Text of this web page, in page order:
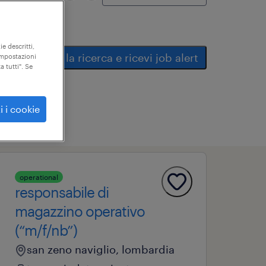
salva la ricerca e ricevi job alert
operational
responsabile di
magazzino operativo
(“m/f/nb”)
san zeno naviglio, lombardia
descritti,
tutti". Se
i cookie